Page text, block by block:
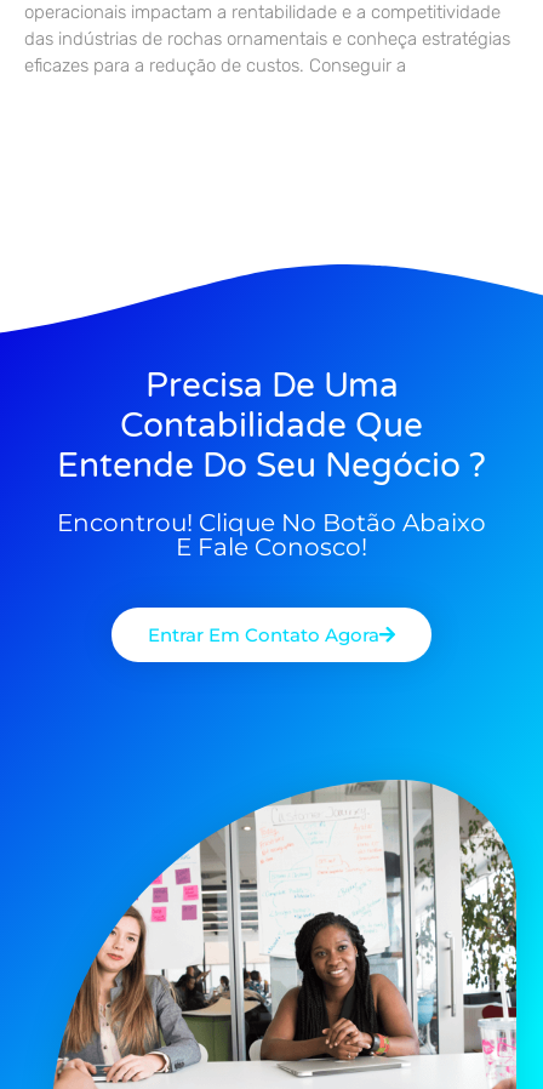
operacionais impactam a rentabilidade e a competitividade
das indústrias de rochas ornamentais e conheça estratégias
eficazes para a redução de custos. Conseguir a
Precisa De Uma
Contabilidade Que
Entende Do Seu Negócio ?
Encontrou! Clique No Botão Abaixo
E Fale Conosco!
Entrar Em Contato Agora